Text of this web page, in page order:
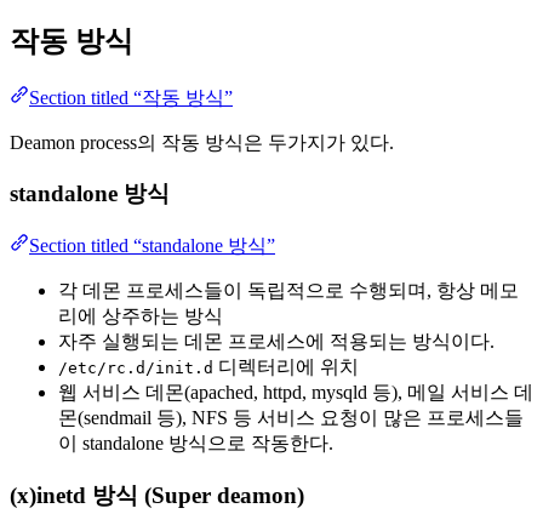
작동 방식
Section titled “작동 방식”
Deamon process의 작동 방식은 두가지가 있다.
standalone 방식
Section titled “standalone 방식”
각 데몬 프로세스들이 독립적으로 수행되며, 항상 메모
리에 상주하는 방식
자주 실행되는 데몬 프로세스에 적용되는 방식이다.
/etc/rc.d/init.d 디렉터리에 위치
웹 서비스 데몬(apached, httpd, mysqld 등), 메일 서비스 데
몬(sendmail 등), NFS 등 서비스 요청이 많은 프로세스들
이 standalone 방식으로 작동한다.
(x)inetd 방식 (Super deamon)